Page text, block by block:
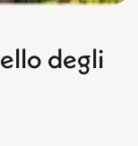
degli